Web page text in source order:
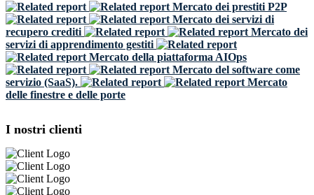
Mercato dei prestiti P2P
Mercato dei servizi di
recupero crediti
Mercato dei
servizi di apprendimento gestiti
Mercato della piattaforma AIOps
Mercato del software come
servizio (SaaS).
Mercato
delle finestre e delle porte
I nostri clienti